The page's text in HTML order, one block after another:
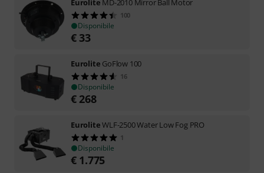
100
Disponibile
€ 33
Eurolite GoFlow 100
16
Disponibile
€ 268
EuroliteWLF-2500 Water Low Fog PRO
1
Disponibile
€ 1.775